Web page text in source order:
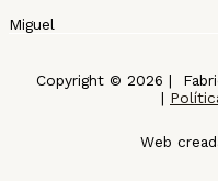
Miguel
Copyright © 2026 |
|
Web